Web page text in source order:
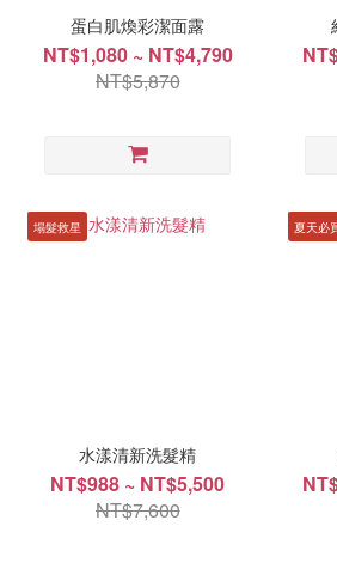
蛋白肌煥彩潔面露
NT$1,080 ~ NT$4,790
NT$5,870
塌髮救星
水漾清新洗髮精
NT$988 ~ NT$5,500
NT$7,600
夏天必